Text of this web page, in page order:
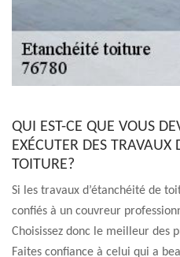
QUI EST-CE QUE VOUS
EXÉCUTER DES TRAVAUX
TOITURE?
Si les travaux d’étanchéité de
confiés à un couvreur
Choisissez donc le meilleur des
Faites confiance à celui qui a